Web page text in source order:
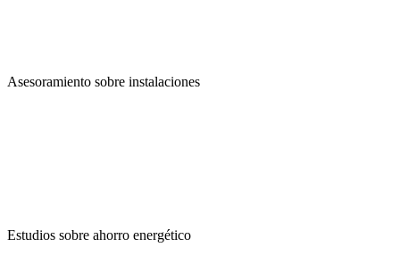
Asesoramiento sobre instalaciones
Estudios sobre ahorro energético